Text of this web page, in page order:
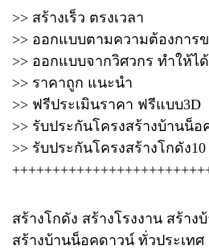
>> สร้างเร็ว ตรงเวลา
>> ออกแบบตามความต้องการ
>> ออกแบบจากวิศวกร ทำให้ไ
>> ราคาถูก แนะนำ
>> ฟรีประเมินราคา ฟรีแบบ3D
>> รับประกันโครงสร้างบ้านน็อ
>> รับประกันโครงสร้างโกดัง
สร้างโกดัง สร้างโรงงาน สร้าง
สร้างบ้านน็อคดาวน์ ทั่วประเทศ